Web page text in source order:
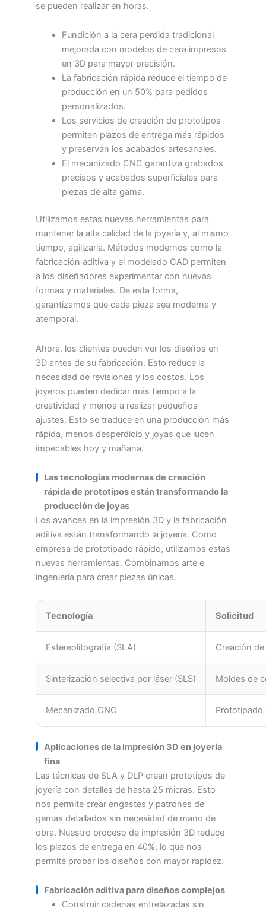
se pueden realizar en horas.
Fundición a la cera perdida tradicional
mejorada con modelos de cera impresos
en 3D para mayor precisión.
La fabricación rápida reduce el tiempo de
producción en un 50% para pedidos
personalizados.
Los servicios de creación de prototipos
permiten plazos de entrega más rápidos
y preservan los acabados artesanales.
El mecanizado CNC garantiza grabados
precisos y acabados superficiales para
piezas de alta gama.
Utilizamos estas nuevas herramientas para
mantener la alta calidad de la joyería y, al mismo
tiempo, agilizarla. Métodos modernos como la
fabricación aditiva y el modelado CAD permiten
a los diseñadores experimentar con nuevas
formas y materiales. De esta forma,
garantizamos que cada pieza sea moderna y
atemporal.
Ahora, los clientes pueden ver los diseños en
3D antes de su fabricación. Esto reduce la
necesidad de revisiones y los costos. Los
joyeros pueden dedicar más tiempo a la
creatividad y menos a realizar pequeños
ajustes. Esto se traduce en una producción más
rápida, menos desperdicio y joyas que lucen
impecables hoy y mañana.
Las tecnologías modernas de creación
rápida de prototipos están transformando la
producción de joyas
Los avances en la impresión 3D y la fabricación
aditiva están transformando la joyería. Como
empresa de prototipado rápido, utilizamos estas
nuevas herramientas. Combinamos arte e
ingeniería para crear piezas únicas.
Tecnología Solicitud
Estereolitografía (SLA) Creación
Sinterización selectiva por láser (SLS) Moldes de
Mecanizado CNC Prototipado
Aplicaciones de la impresión 3D en joyería
fina
Las técnicas de SLA y DLP crean prototipos de
joyería con detalles de hasta 25 micras. Esto
nos permite crear engastes y patrones de
gemas detallados sin necesidad de mano de
obra. Nuestro proceso de impresión 3D reduce
los plazos de entrega en 40%, lo que nos
permite probar los diseños con mayor rapidez.
Fabricación aditiva para diseños complejos
Construir cadenas entrelazadas sin